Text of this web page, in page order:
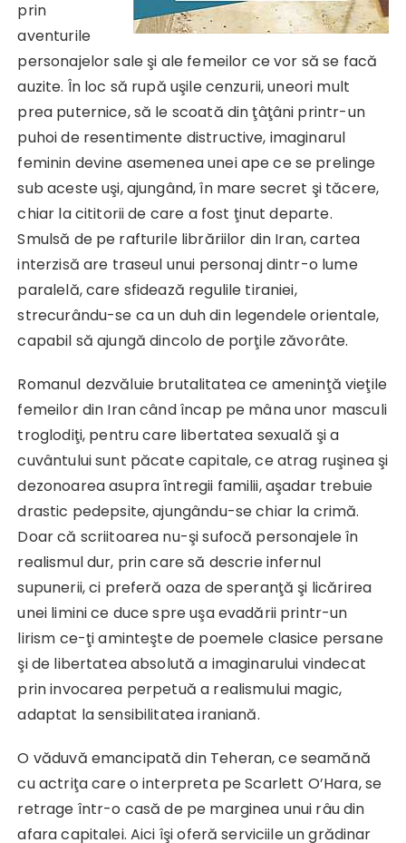
prin
aventurile
personajelor sale şi ale femeilor ce vor să se facă
auzite. În loc să rupă uşile cenzurii, uneori mult
prea puternice, să le scoată din ţâţâni printr-un
puhoi de resentimente distructive, imaginarul
feminin devine asemenea unei ape ce se prelinge
sub aceste uşi, ajungând, în mare secret şi tăcere,
chiar la cititorii de care a fost ţinut departe.
Smulsă de pe rafturile librăriilor din Iran, cartea
interzisă are traseul unui personaj dintr-o lume
paralelă, care sfidează regulile tiraniei,
strecurându-se ca un duh din legendele orientale,
capabil să ajungă dincolo de porţile zăvorâte.
Romanul dezvăluie brutalitatea ce ameninţă vieţile
femeilor din Iran când încap pe mâna unor masculi
troglodiţi, pentru care libertatea sexuală şi a
cuvântului sunt păcate capitale, ce atrag ruşinea şi
dezonoarea asupra întregii familii, aşadar trebuie
drastic pedepsite, ajungându-se chiar la crimă.
Doar că scriitoarea nu-şi sufocă personajele în
realismul dur, prin care să descrie infernul
supunerii, ci preferă oaza de speranţă şi licărirea
unei limini ce duce spre uşa evadării printr-un
lirism ce-ţi aminteşte de poemele clasice persane
şi de libertatea absolută a imaginarului vindecat
prin invocarea perpetuă a realismului magic,
adaptat la sensibilitatea iraniană.
O văduvă emancipată din Teheran, ce seamănă
cu actriţa care o interpreta pe Scarlett O’Hara, se
retrage într-o casă de pe marginea unui râu din
afara capitalei. Aici îşi oferă serviciile un grădinar